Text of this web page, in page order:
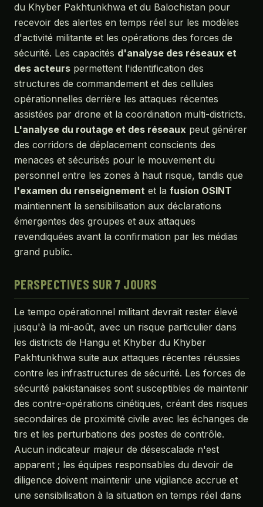
du Khyber Pakhtunkhwa et du Balochistan pour
recevoir des alertes en temps réel sur les modèles
d'activité militante et les opérations des forces de
sécurité. Les capacités d'analyse des réseaux et
des acteurs permettent l'identification des
structures de commandement et des cellules
opérationnelles derrière les attaques récentes
assistées par drone et la coordination multi-districts.
L'analyse du routage et des réseaux peut générer
des corridors de déplacement conscients des
menaces et sécurisés pour le mouvement du
personnel entre les zones à haut risque, tandis que
l'examen du renseignement et la fusion OSINT
maintiennent la sensibilisation aux déclarations
émergentes des groupes et aux attaques
revendiquées avant la confirmation par les médias
grand public.
PERSPECTIVES SUR 7 JOURS
Le tempo opérationnel militant devrait rester élevé
jusqu'à la mi-août, avec un risque particulier dans
les districts de Hangu et Khyber du Khyber
Pakhtunkhwa suite aux attaques récentes réussies
contre les infrastructures de sécurité. Les forces de
sécurité pakistanaises sont susceptibles de maintenir
des contre-opérations cinétiques, créant des risques
secondaires de proximité civile avec les échanges de
tirs et les perturbations des postes de contrôle.
Aucun indicateur majeur de désescalade n'est
apparent ; les équipes responsables du devoir de
diligence doivent maintenir une vigilance accrue et
une sensibilisation à la situation en temps réel dans